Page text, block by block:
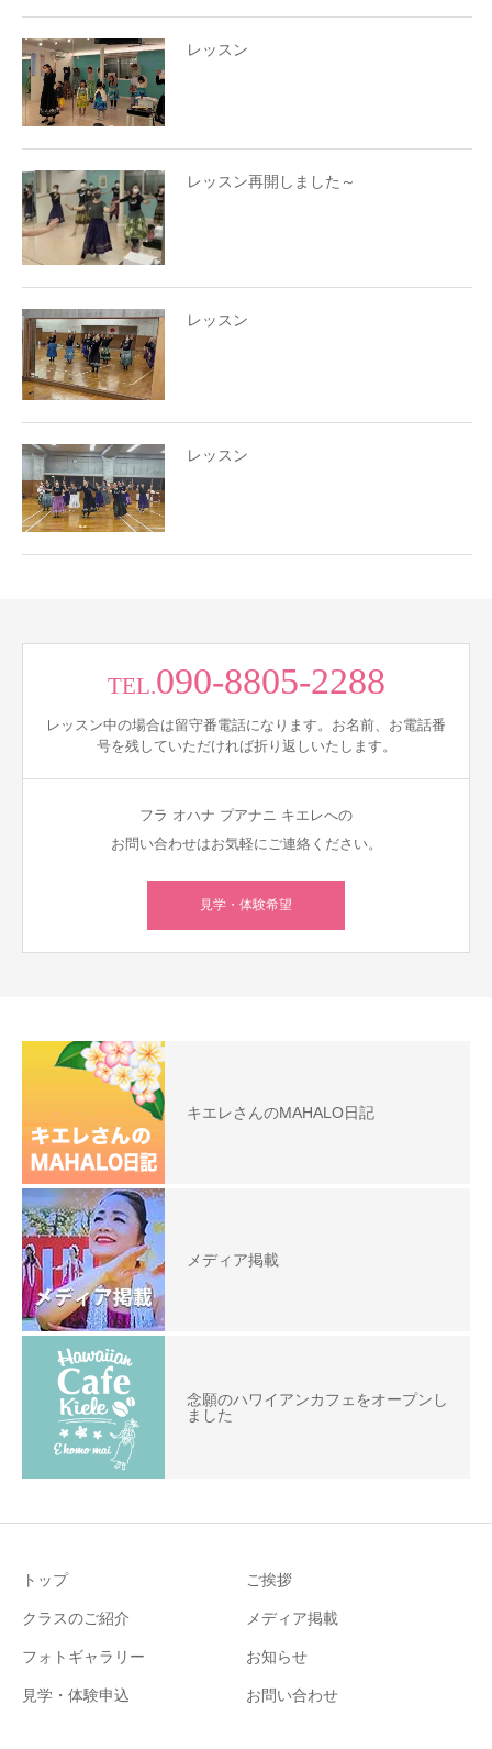
レッスン
レッスン再開しました～
レッスン
レッスン
TEL.090-8805-2288
レッスン中の場合は留守番電話になります。お名前、お電話番
号を残していただければ折り返しいたします。
フラ オハナ プアナニ キエレへの
お問い合わせはお気軽にご連絡ください。
見学・体験希望
キエレさんのMAHALO日記
メディア掲載
念願のハワイアンカフェをオープンし
ました
トップ ご挨拶
クラスのご紹介 メディア掲載
フォトギャラリー お知らせ
見学・体験申込 お問い合わせ